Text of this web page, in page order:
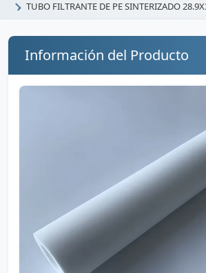
TUBO FILTRANTE DE PE SINTERIZADO
Información del Producto